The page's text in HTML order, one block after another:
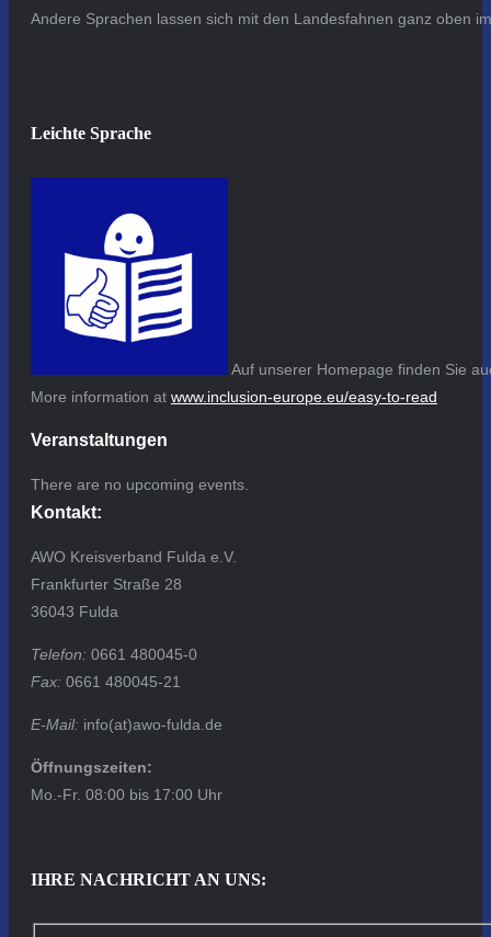
Andere Sprachen lassen sich mit den Landesfahnen ganz oben
Leichte Sprache
Auf unserer Homepage finden Sie
More information at www.inclusion-europe.eu/easy-to-read
Veranstaltungen
There are no upcoming events.
Kontakt:
AWO Kreisverband Fulda e.V.
Frankfurter Straße 28
36043 Fulda
Telefon: 0661 480045-0
Fax: 0661 480045-21
E-Mail: info(at)awo-fulda.de
Öffnungszeiten:
Mo.-Fr. 08:00 bis 17:00 Uhr
IHRE NACHRICHT AN UNS: